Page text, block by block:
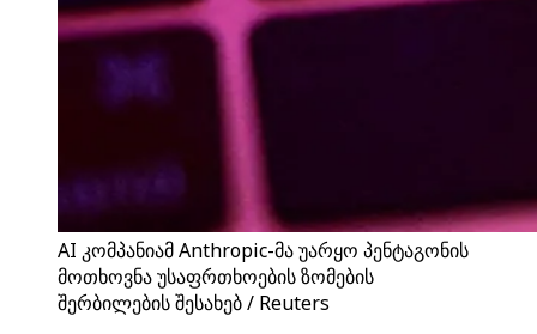
AI კომპანიამ Anthropic-მა უარყო პენტაგონის
მოთხოვნა უსაფრთხოების ზომების
შერბილების შესახებ / Reuters